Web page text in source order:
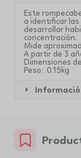
Este
a identificar
desarrollar
concentración.
Mide
A partir de 3
Dimensiones
Peso: 0.15kg